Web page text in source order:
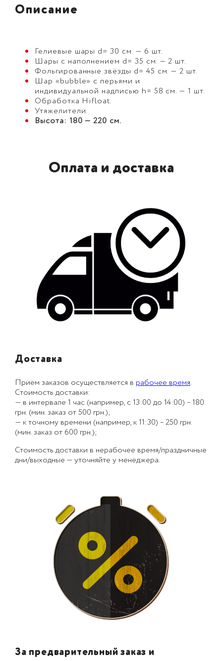
Описание
Гелиевые шары d= 30 см. — 6 шт.
Шары с наполнением d= 35 см. — 2 шт.
Фольгированные звёзды d= 45 см. — 2 шт.
Шар «bubble» с перьями и
индивидуальной надписью h= 58 см. — 1 шт.
Обработка Hifloat.
Утяжелители.
Высота: 180 — 220 см.
Оплата и доставка
Доставка
Приём заказов осуществляется в рабочее время.
Стоимость доставки:
— в интервале 1 час (например, с 13:00 до 14:00) – 180
грн. (мин. заказ от 500 грн.);
— к точному времени (например, к 11:30) – 250 грн.
(мин. заказ от 600 грн.);
Стоимость доставки в нерабочее время/праздничные
дни/выходные — уточняйте у менеджера.
За предварительный заказ и